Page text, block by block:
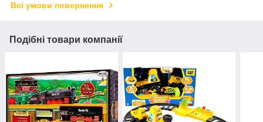
Всі умови повернення
Подібні товари компанії